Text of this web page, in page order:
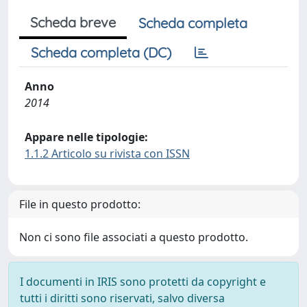
Scheda breve
Scheda completa
Scheda completa (DC)
Anno
2014
Appare nelle tipologie:
1.1.2 Articolo su rivista con ISSN
File in questo prodotto:
Non ci sono file associati a questo prodotto.
I documenti in IRIS sono protetti da copyright e
tutti i diritti sono riservati, salvo diversa